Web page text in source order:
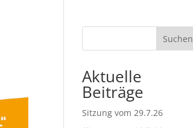
Suchen
Aktuelle
Beiträge
Sitzung vom 29.7.26